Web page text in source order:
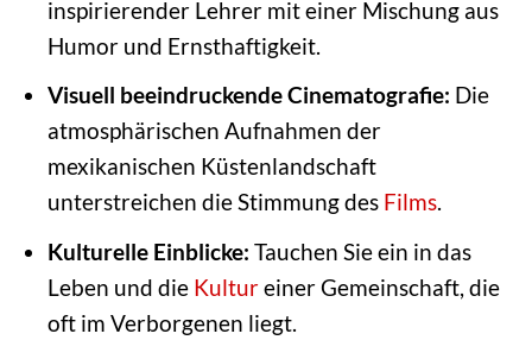
inspirierender Lehrer mit einer Mischung aus
Humor und Ernsthaftigkeit.
Visuell beeindruckende Cinematografie: Die
atmosphärischen Aufnahmen der
mexikanischen Küstenlandschaft
unterstreichen die Stimmung des Films.
Kulturelle Einblicke: Tauchen Sie ein in das
Leben und die Kultureiner Gemeinschaft, die
oft im Verborgenen liegt.